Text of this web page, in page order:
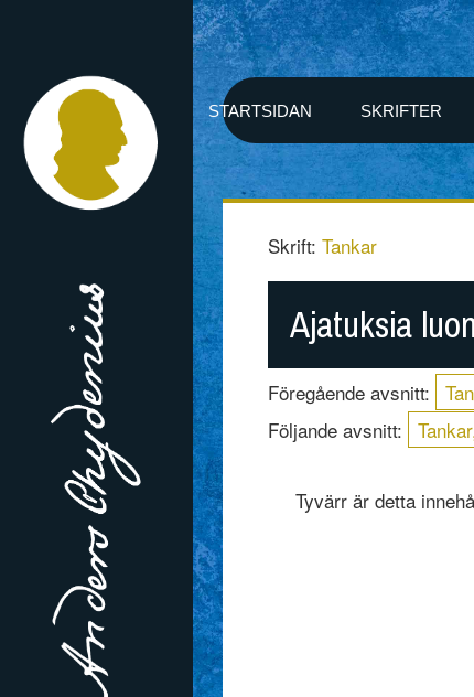
STARTSIDAN SKRIFTER
Skrift:Tankar
Ajatuksia
Föregående avsnitt:
Följande avsnitt:
Tyvärr är detta